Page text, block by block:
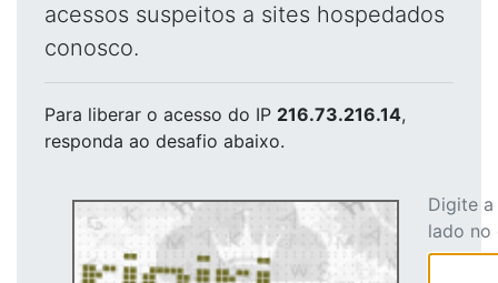
acessos suspeitos a sites hospedados
conosco.
Para liberar o acesso do IP 216.73.216.14,
responda ao desafio abaixo.
Digite
lado no